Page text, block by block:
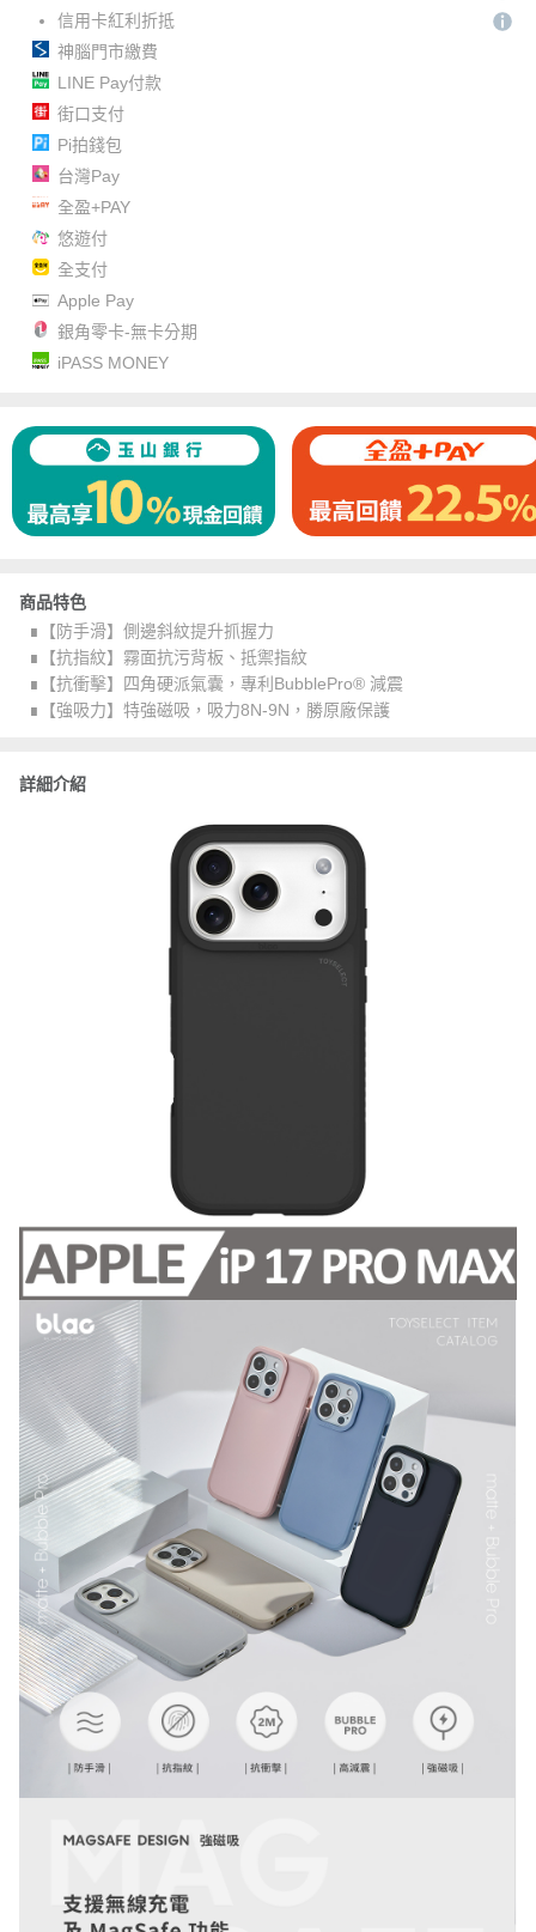
信用卡紅利折抵
神腦門市繳費
LINE Pay付款
街口支付
Pi拍錢包
台灣Pay
全盈+PAY
悠遊付
全支付
Apple Pay
銀角零卡-無卡分期
iPASS MONEY
商品特色
∎【防手滑】側邊斜紋提升抓握力
∎【抗指紋】霧面抗污背板、抵禦指紋
∎【抗衝擊】四角硬派氣囊，專利BubblePro® 減震
∎【強吸力】特強磁吸，吸力8N-9N，勝原廠保護
詳細介紹